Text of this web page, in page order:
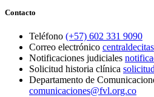
Contacto
Teléfono (+57) 602 331 9090
Correo electrónico
Notificaciones judiciales
Solicitud historia clínica
Departamento de
comunicaciones@fvl.org.co